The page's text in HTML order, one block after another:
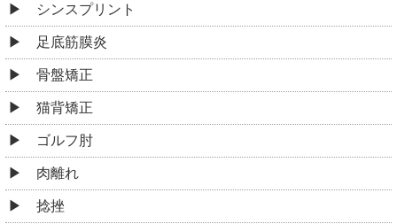
眼精疲労
不定愁訴
起立性調整障害
うつ病
むちうち
手のしびれ
足のしびれ